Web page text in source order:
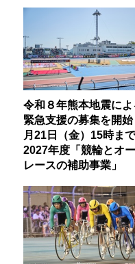
令和８年熊本地震によ
緊急支援の募集を開始
月21日（金）15時ま
2027年度「競輪とオ
レースの補助事業」